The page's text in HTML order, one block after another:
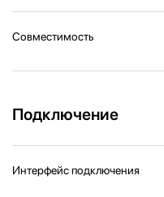
Совместимость
Подключение
Интерфейс подключения